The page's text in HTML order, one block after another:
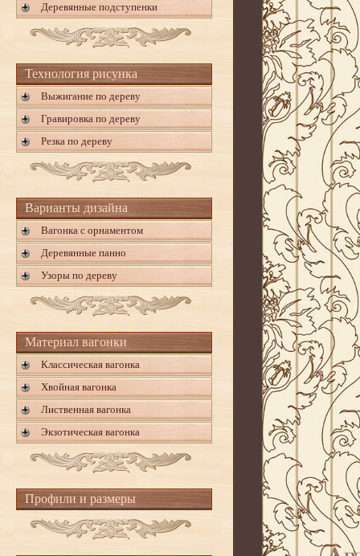
Деревянные подступенки
Технология рисунка
Выжигание по дереву
Гравировка по дереву
Резка по дереву
Варианты дизайна
Вагонка с орнаментом
Деревянные панно
Узоры по дереву
Материал вагонки
Классическая вагонка
Хвойная вагонка
Лиственная вагонка
Экзотическая вагонка
Профили и размеры